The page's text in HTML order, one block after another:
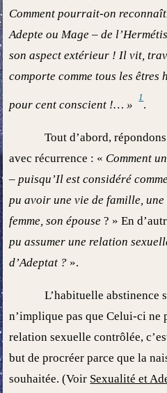
Comment pourrait-on
Adepte ou Mage – de
son aspect extérieur ! Il vit,
comporte comme tous les êtres
pour cent conscient !… »
1
.
Tout d’abord,
avec récurrence : « Comment
– puisqu’Il est considéré
pu avoir une vie de famille,
femme, son épouse ? » En
pu assumer une relation
d’Adeptat ? ».
L’habituelle abstinence
n’implique pas que Celui-ci ne
relation sexuelle contrôlée,
but de procréer parce que la
souhaitée. (Voir Sexualité et